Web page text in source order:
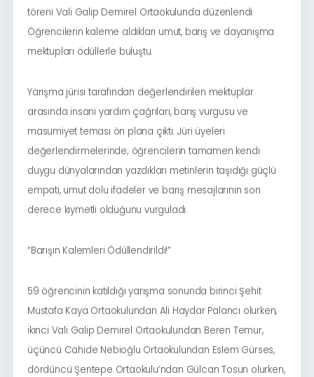
töreni Vali Galip Demirel Ortaokulunda düzenlendi.
Öğrencilerin kaleme aldıkları umut, barış ve dayanışma
mektupları ödüllerle buluştu.
Yarışma jürisi tarafından değerlendirilen mektuplar
arasında insani yardım çağrıları, barış vurgusu ve
masumiyet teması ön plana çıktı. Jüri üyeleri
değerlendirmelerinde; öğrencilerin tamamen kendi
duygu dünyalarından yazdıkları metinlerin taşıdığı güçlü
empati, umut dolu ifadeler ve barış mesajlarının son
derece kıymetli olduğunu vurguladı.
“Barışın Kalemleri Ödüllendirildi!”
59 öğrencinin katıldığı yarışma sonunda birinci Şehit
Mustafa Kaya Ortaokulundan Ali Haydar Palancı olurken,
ikinci Vali Galip Demirel Ortaokulundan Beren Temur,
üçüncü Cahide Nebioğlu Ortaokulundan Eslem Gürses,
dördüncü Şentepe Ortaokulu’ndan Gülcan Tosun olurken,